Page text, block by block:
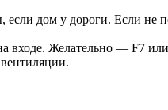
дом у дороги. Если не
входе. Желательно — F7